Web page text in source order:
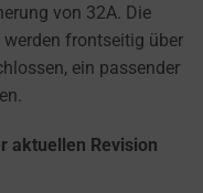
von 32A. Die
frontseitig über
ein passender
aktuellen Revision